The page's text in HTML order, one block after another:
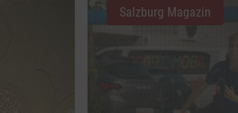
Salzburg Magazin